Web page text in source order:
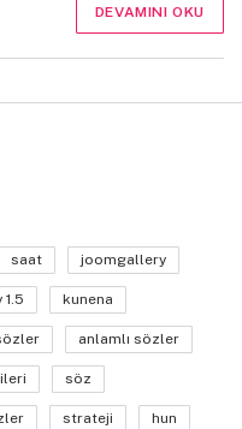
DEVAMINI OKU
saat joomgallery
kunena
anlamlı sözler
söz
strateji hun